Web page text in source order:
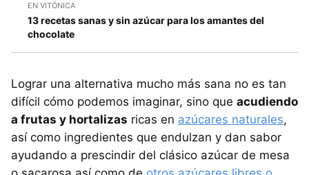
EN VITÓNICA
13 recetas sanas y sin azúcar para los amantes del
chocolate
Lograr una alternativa mucho más sana no es tan
difícil cómo podemos imaginar, sino que acudiendo
a frutas y hortalizas ricas en azúcares naturales,
así como ingredientes que endulzan y dan sabor
ayudando a prescindir del clásico azúcar de mesa